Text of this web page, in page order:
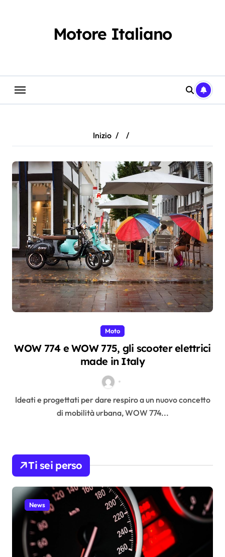
Motore Italiano
Inizio
Moto
WOW 774 e WOW 775, gli scooter elettrici
made in Italy
Ideati e progettati per dare respiro a un nuovo concetto
di mobilità urbana, WOW 774...
Ti sei perso
News